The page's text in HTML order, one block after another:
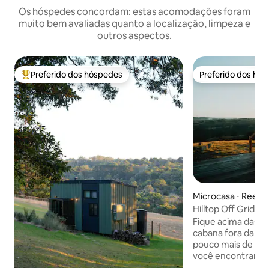
Os hóspedes concordam: estas acomodações foram
muito bem avaliadas quanto a localização, limpeza e
outros aspectos.
Entre os melhores preferidos dos hóspedes
Preferido dos hóspedes Preferido dos
Preferido dos
Microcasa ⋅
Hilltop Off Grid
banheiro ao ar
Fique acima das
cabana fora da rede
pouco mais de
você encontrará